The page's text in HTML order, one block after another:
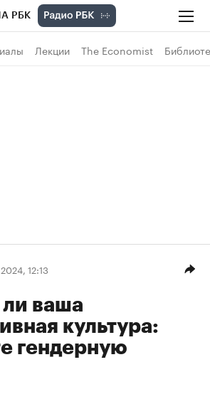
РБК
Лекции The Economist
12:13
ли ваша
культура:
гендерную